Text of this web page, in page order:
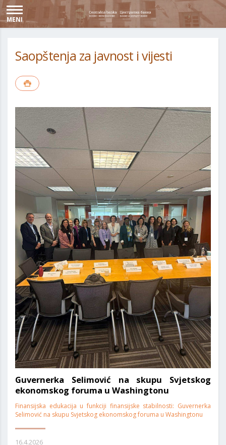
MENI
Saopštenja za javnost i vijesti
Guvernerka Selimović na skupu Svjetskog
ekonomskog foruma u Washingtonu
Finansijska edukacija u funkciji finansijske stabilnosti: Guvernerka
Selimović na skupu Svjetskog ekonomskog foruma u Washingtonu
16.4.2026